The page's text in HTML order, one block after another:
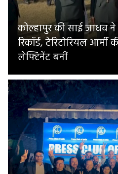
कोल्हापुर की साई जाधव
रिकॉर्ड, टेरिटोरियल
लेफ्टिनेंट बनीं